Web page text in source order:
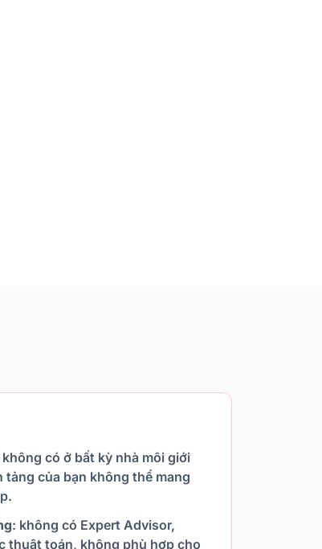
có ở bất kỳ nhà môi giới
tảng của bạn không thể mang
: không có Expert Advisor,
thuật toán, không phù hợp cho